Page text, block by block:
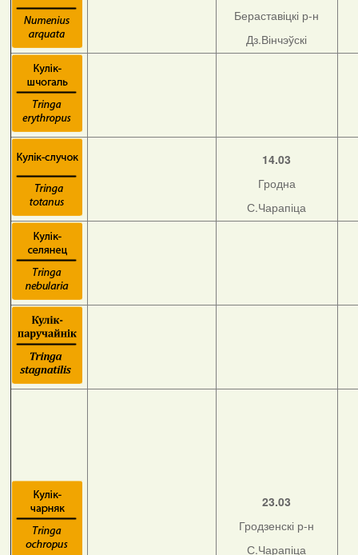
Бераставіцкі р-н
Дз.Вінчэўскі
14.03
Гродна
С.Чарапіца
23.03
Гродзенскі р-н
С.Чарапіца